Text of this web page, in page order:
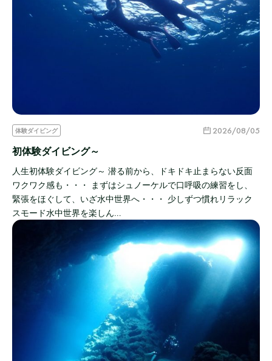
体験ダイビング 2026/08/05
初体験ダイビング～
人生初体験ダイビング～ 潜る前から、ドキドキ止まらない反面
ワクワク感も・・・ まずはシュノーケルで口呼吸の練習をし、
緊張をほぐして、いざ水中世界へ・・・ 少しずつ慣れリラック
スモード水中世界を楽しん…